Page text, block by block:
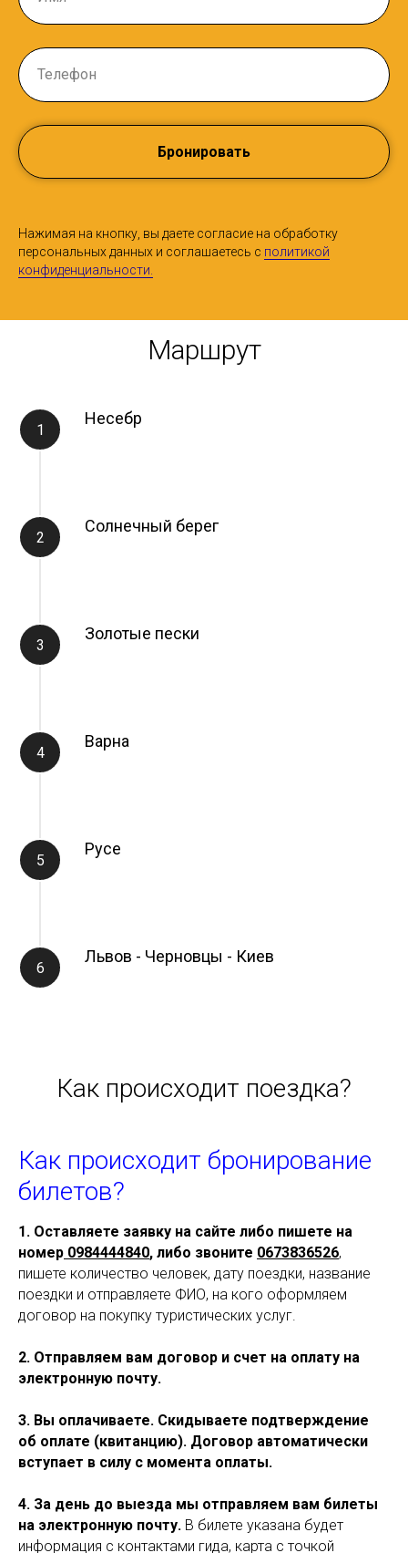
Бронировать
Нажимая на кнопку, вы даете согласие на обработку
персональных данных и соглашаетесь c политикой
конфиденциальности.
Маршрут
Несебр
Солнечный берег
Золотые пески
Варна
Русе
Львов - Черновцы - Киев
Как происходит поездка?
Как происходит бронирование
билетов?
1. Оставляете заявку на сайте либо пишете на
номер 0984444840, либо звоните 0673836526,
пишете количество человек, дату поездки, название
поездки и отправляете ФИО, на кого оформляем
договор на покупку туристических услуг.
2. Отправляем вам договор и счет на оплату на
электронную почту.
3. Вы оплачиваете. Скидываете подтверждение
об оплате (квитанцию). Договор автоматически
вступает в силу с момента оплаты.
4. За день до выезда мы отправляем вам билеты
на электронную почту. В билете указана будет
информация с контактами гида, карта с точкой